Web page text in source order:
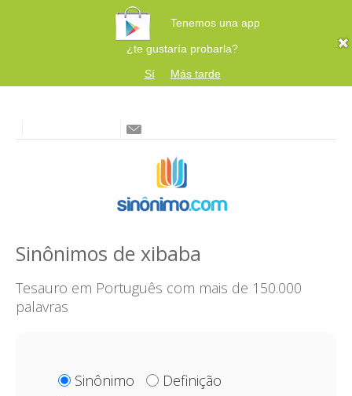
Tenemos una app
¿te gustaría probarla?
Sí
Más tarde
Sinônimos de xibaba
Tesauro em Português com mais de 150.000
palavras
Sinônimo
Definição